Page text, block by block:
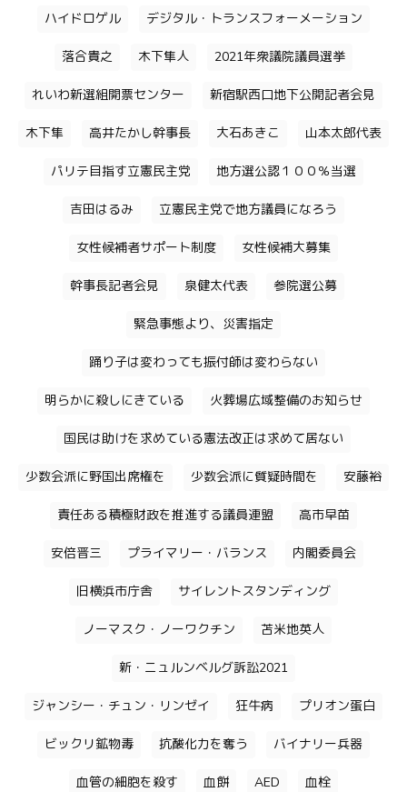
ハイドロゲル デジタル・トランスフォーメーション
落合貴之 木下隼人 2021年衆議院議員選挙
れいわ新選組開票センター 新宿駅西口地下公開記者会見
木下隼 高井たかし幹事長 大石あきこ 山本太郎代表
パリテ目指す立憲民主党 地方選公認１００％当選
吉田はるみ 立憲民主党で地方議員になろう
女性候補者サポート制度 女性候補大募集
幹事長記者会見 泉健太代表 参院選公募
緊急事態より、災害指定
踊り子は変わっても振付師は変わらない
明らかに殺しにきている 火葬場広域整備のお知らせ
国民は助けを求めている憲法改正は求めて居ない
少数会派に野国出席権を 少数会派に質疑時間を 安藤裕
責任ある積極財政を推進する議員連盟 高市早苗
安倍晋三 プライマリー・バランス 内閣委員会
旧横浜市庁舎 サイレントスタンディング
ノーマスク・ノーワクチン 苫米地英人
新・ニュルンベルグ訴訟2021
ジャンシー・チュン・リンゼイ 狂牛病 プリオン蛋白
ビックリ鉱物毒 抗酸化力を奪う バイナリー兵器
血管の細胞を殺す 血餅 AED 血栓